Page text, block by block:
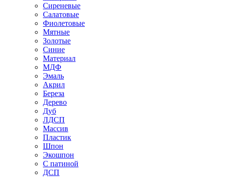
Сиреневые
Салатовые
Фиолетовые
Мятные
Золотые
Синие
Материал
МДФ
Эмаль
Акрил
Береза
Дерево
Дуб
ЛДСП
Массив
Пластик
Шпон
Экошпон
С патиной
ДСП